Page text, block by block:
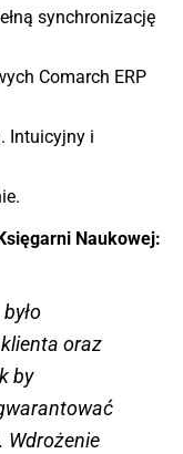
synchronizację
Comarch ERP
Intuicyjny i
Naukowej:
oraz
by
Wdrożenie